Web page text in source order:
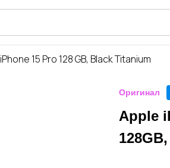
iShop
iPhone 15 Pro 128 GB, Black Titanium
Оригинал
Apple